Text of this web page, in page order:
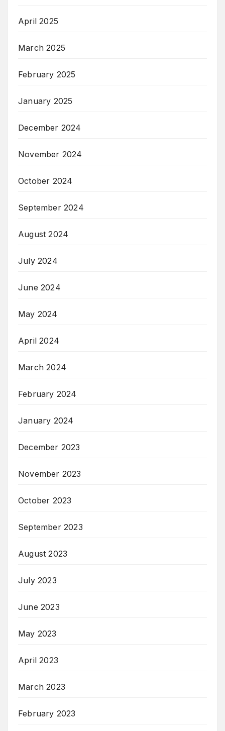
April 2025
March 2025
February 2025
January 2025
December 2024
November 2024
October 2024
September 2024
August 2024
July 2024
June 2024
May 2024
April 2024
March 2024
February 2024
January 2024
December 2023
November 2023
October 2023
September 2023
August 2023
July 2023
June 2023
May 2023
April 2023
March 2023
February 2023